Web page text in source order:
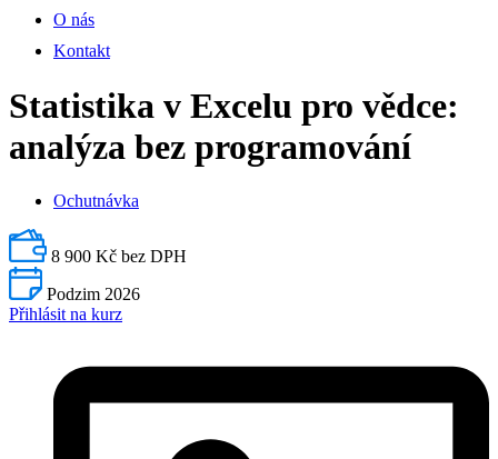
O nás
Kontakt
Statistika v Excelu pro vědce:
analýza bez programování
Ochutnávka
8 900 Kč bez DPH
Podzim 2026
Přihlásit na kurz